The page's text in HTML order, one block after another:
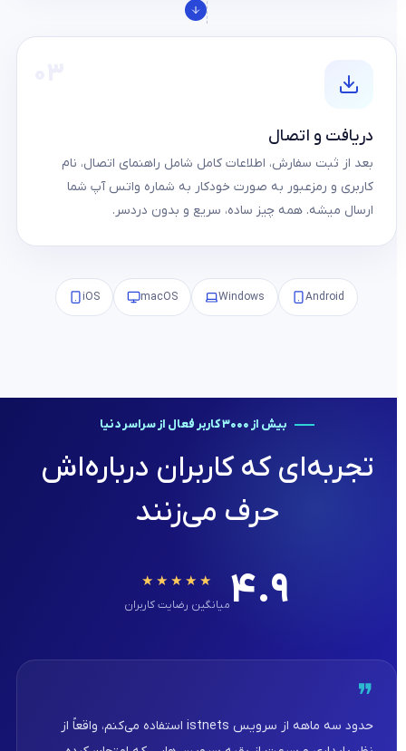
دریافت و اتصال
بعد از ثبت سفارش، اطلاعات کامل شامل راهنمای اتصال، نام
کاربری و رمزعبور به‌ صورت خودکار به شماره واتس آپ شما
ارسال میشه. همه چیز ساده، سریع و بدون دردسر.
Android
Windows
macOS
iOS
بیش از ۳۰۰۰ کاربر فعال از سراسر دنیا
تجربه‌ای که کاربران درباره‌اش
حرف می‌زنند
۴.۹ ★★★★★
میانگین رضایت کاربران
❞
حدود سه ماهه از سرویس istnets استفاده می‌کنم، واقعاً از